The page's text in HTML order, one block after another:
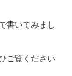
書いてみまし
ご覧ください